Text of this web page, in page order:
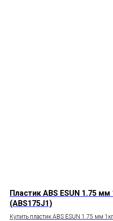
Пластик ABS ESUN 1.75
(ABS175J1)
Купить пластик ABS ESUN 1.75 мм